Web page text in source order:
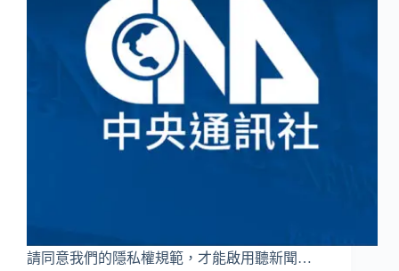
請同意我們的隱私權規範，才能啟用聽新聞…